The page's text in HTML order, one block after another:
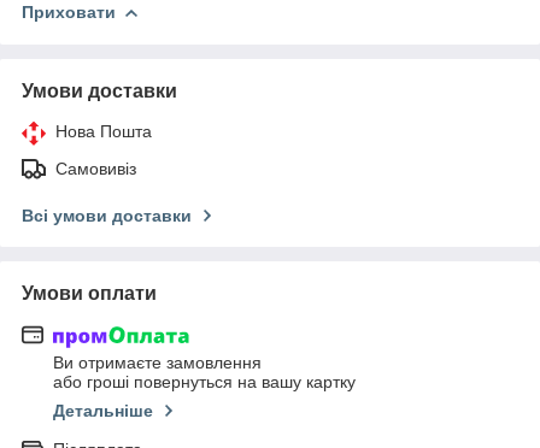
Приховати
Умови доставки
Нова Пошта
Самовивіз
Всі умови доставки
Умови оплати
Ви отримаєте замовлення
або гроші повернуться на вашу картку
Детальніше